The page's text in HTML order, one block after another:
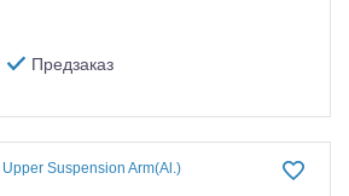
Предзаказ